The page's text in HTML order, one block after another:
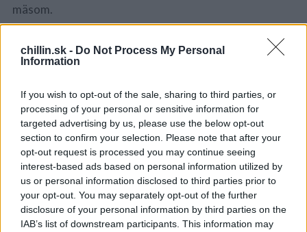
chillin.sk - Do Not Process My Personal
Information
If you wish to opt-out of the sale, sharing to third parties, or
processing of your personal or sensitive information for
targeted advertising by us, please use the below opt-out
section to confirm your selection. Please note that after your
opt-out request is processed you may continue seeing
interest-based ads based on personal information utilized by
us or personal information disclosed to third parties prior to
your opt-out. You may separately opt-out of the further
disclosure of your personal information by third parties on the
IAB’s list of downstream participants. This information may
mäsom.
Vyskúšajte a uvidíte, že sa k nemu budete radi vracať.
– 450 g kuracieho mäsa
– 3 ks väčšie mrkvy
– 3-4 šalátové uhorky
– 60 g tvrdého syra
– Majonéza podľa chuti
– Soľ, korenie
postup
S
e
a
r
c
h
f
o
r